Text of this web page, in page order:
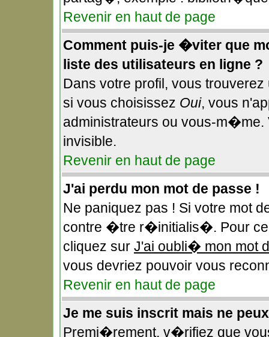
Revenir en haut de page
Comment puis-je �viter que
liste des utilisateurs en ligne ?
Dans votre profil, vous
si vous choisissez Oui, vous
administrateurs ou vous-
invisible.
Revenir en haut de page
J'ai perdu mon mot de passe !
Ne paniquez pas ! Si votre mot
contre �tre r�initialis�. Pour ce
cliquez sur J'ai oubli� mon mot
vous devriez pouvoir vous
Revenir en haut de page
Je me suis inscrit mais ne
Premi�rement, v�rifiez que